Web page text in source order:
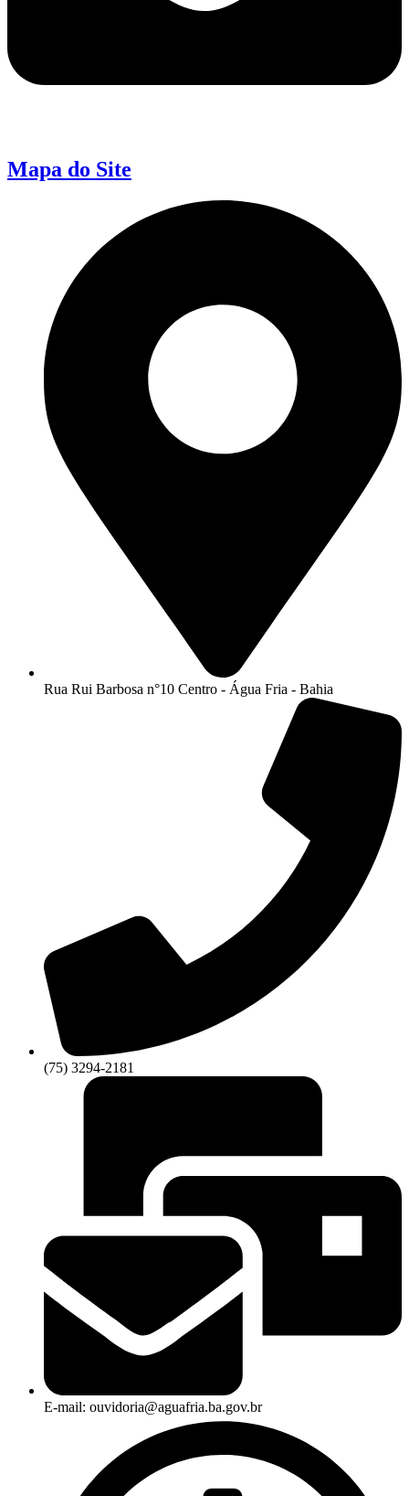
Mapa do Site
Rua Rui Barbosa n°10 Centro - Água Fria - Bahia
(75) 3294-2181
E-mail: ouvidoria@aguafria.ba.gov.br